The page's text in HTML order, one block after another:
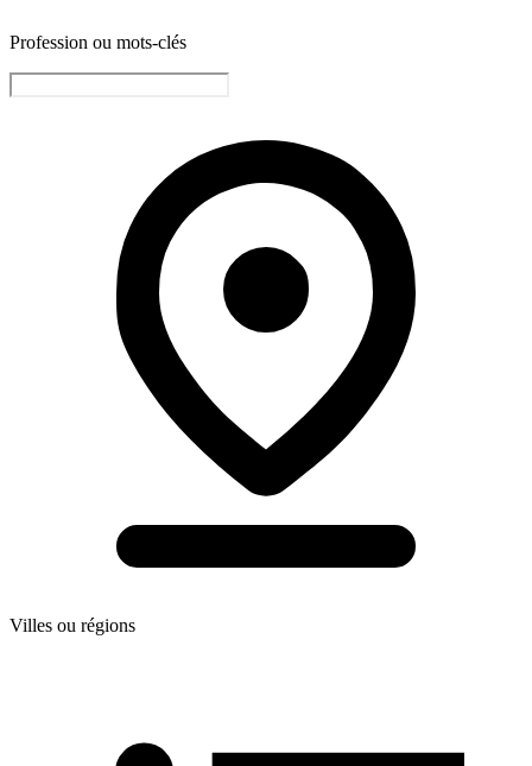
Profession ou mots-clés
Villes ou régions